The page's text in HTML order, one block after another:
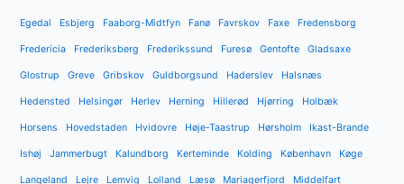
Egedal Esbjerg Faaborg-Midtfyn Fanø Favrskov Faxe Fredensborg
Fredericia Frederiksberg Frederikssund Furesø Gentofte Gladsaxe
Glostrup Greve Gribskov Guldborgsund Haderslev Halsnæs
Hedensted Helsingør Herlev Herning Hillerød Hjørring Holbæk
Horsens Hovedstaden Hvidovre Høje-Taastrup Hørsholm Ikast-Brande
Ishøj Jammerbugt Kalundborg Kerteminde Kolding København Køge
Langeland Lejre Lemvig Lolland Læsø Mariagerfjord Middelfart